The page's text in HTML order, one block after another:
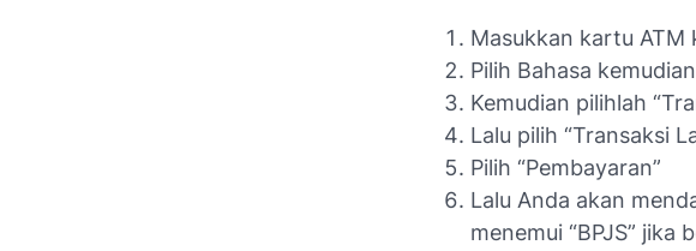
Masukkan kartu ATM
Pilih Bahasa
Kemudian pilihlah
Lalu pilih “Transaksi
Pilih “Pembayaran”
Lalu Anda akan
menemui “BPJS” jika